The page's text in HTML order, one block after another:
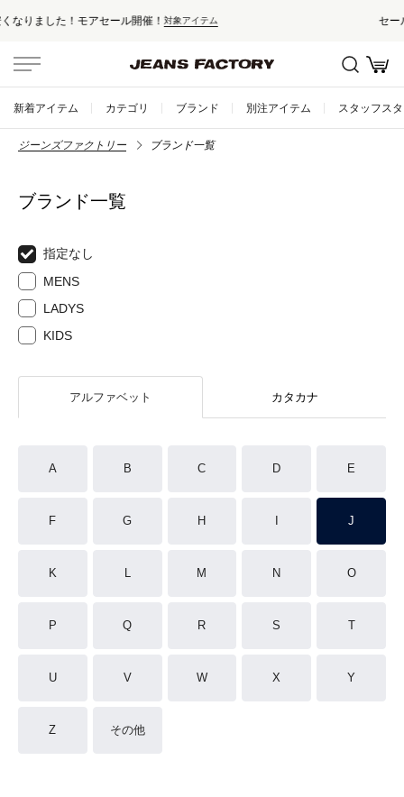
セール対象外アイテムは10%ポイント還元！
新着アイテム カテゴリ ブランド 別注アイテム スタッフス
ジーンズファクトリー ブランド一覧
ブランド一覧
指定なし
MENS
LADYS
KIDS
アルファベット カタカナ
A B C D E
F G H J
K L M N O
P Q R S T
U V W X Y
Z その他